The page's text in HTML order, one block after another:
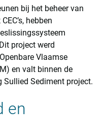
bij het beheer van
hebben
project werd
Vlaamse
en valt binnen de
Sullied Sediment project.
en